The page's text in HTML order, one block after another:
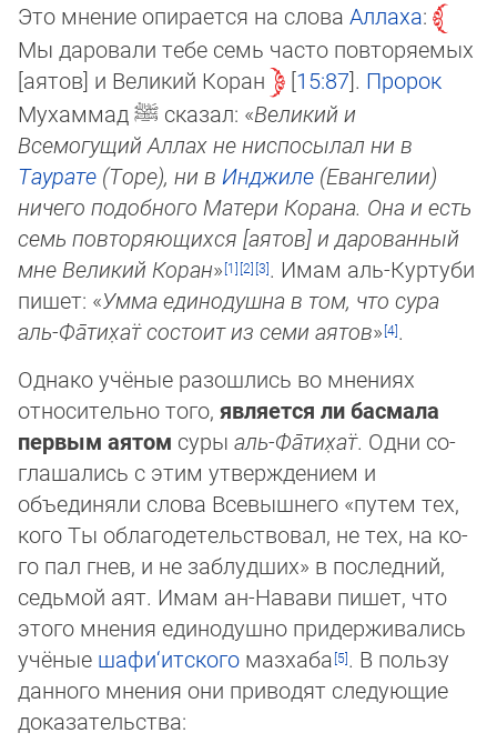
Это мнение опирается на слова Аллаха:
Мы да­ро­ва­ли тебе семь часто повторяемых
[аятов] и Великий Коран
15:87 . Пророк
Му­хам­мадﷺ сказал: «Великий и
Всемогущий Аллах не ниспосылал ни в
Таурате (Торе), ни в Ин­джиле (Евангелии)
ничего подобного Матери Корана. Она и есть
семь повторяю­щих­ся [аятов] и дарованный
мне Великий Коран»
. Имам аль-Куртуби
пишет: «Умма еди­но­душ­на в том, что сура
аль-Фа̄­ти­х̣ат̈ сос­то­ит из семи аятов»
.
Однако учёные разошлись во мнениях
относительно того, является ли басмала
первым аятом суры аль-Фа̄­ти­х̣ат̈. Одни со­
гла­шались с этим утверждением и
объединяли слова Всевышнего «путем тех,
кого Ты облагодетельствовал, не тех, на ко­
го пал гнев, и не заблудших» в последний,
седьмой аят. Имам ан-Навави пишет, что
этого мнения единодушно придер­жи­ва­лись
учёные шафи‘итского мазхаба
. В пользу
данного мнения они приводят следующие
доказательства: